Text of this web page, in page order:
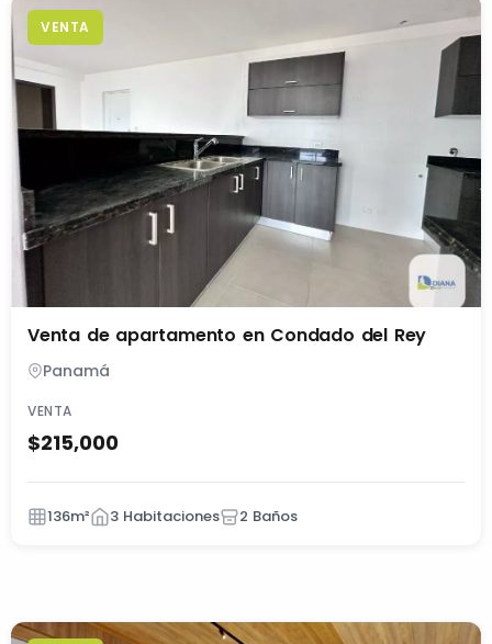
VENTA
Venta de apartamento en Condado del Rey
Panamá
VENTA
$215,000
136m² 3 Habitaciones 2 Baños